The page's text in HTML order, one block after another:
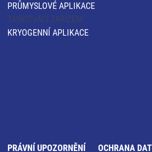
PRŮMYSLOVÉ APLIKACE
TANKOVACÍ ZAŘÍZENÍ
KRYOGENNÍ APLIKACE
PRÁVNÍ UPOZORNĚNÍ OCHRANA DAT